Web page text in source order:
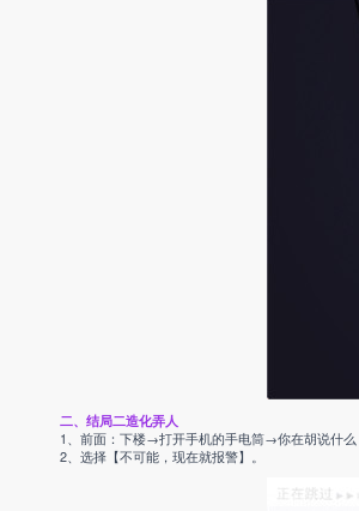
二、结局二造化弄人
1、前面：下楼→打开手机的手电筒→你在胡说什么
2、选择【不可能，现在就报警】。